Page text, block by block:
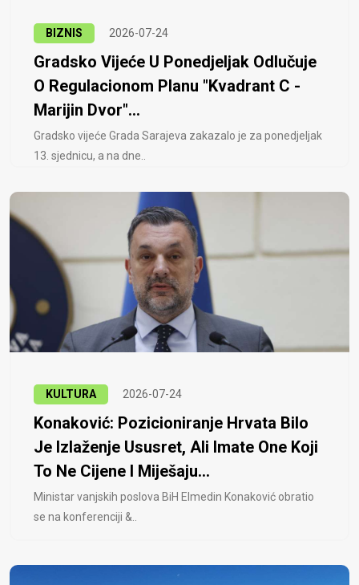
BIZNIS 2026-07-24
Gradsko Vijeće U Ponedjeljak Odlučuje
O Regulacionom Planu "Kvadrant C -
Marijin Dvor"...
Gradsko vijeće Grada Sarajeva zakazalo je za ponedjeljak
13. sjednicu, a na dne..
KULTURA 2026-07-24
Konaković: Pozicioniranje Hrvata Bilo
Je Izlaženje Ususret, Ali Imate One Koji
To Ne Cijene I Miješaju...
Ministar vanjskih poslova BiH Elmedin Konaković obratio
se na konferenciji &..